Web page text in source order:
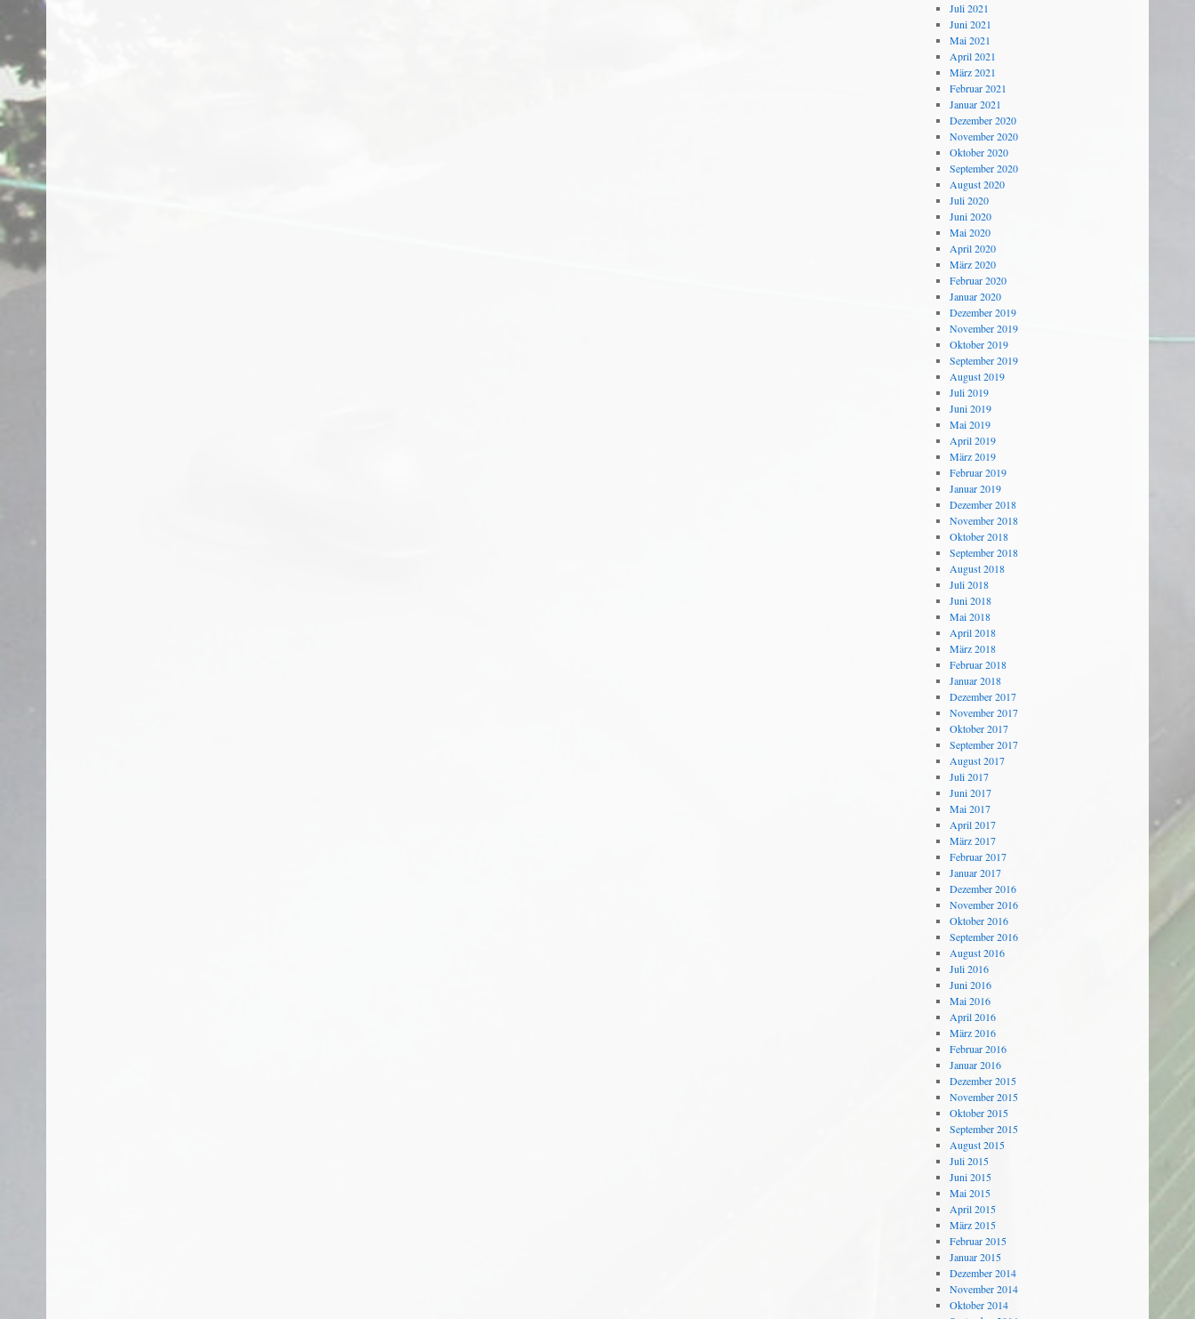
Juli 2021
Juni 2021
Mai 2021
April 2021
März 2021
Februar 2021
Januar 2021
Dezember 2020
November 2020
Oktober 2020
September 2020
August 2020
Juli 2020
Juni 2020
Mai 2020
April 2020
März 2020
Februar 2020
Januar 2020
Dezember 2019
November 2019
Oktober 2019
September 2019
August 2019
Juli 2019
Juni 2019
Mai 2019
April 2019
März 2019
Februar 2019
Januar 2019
Dezember 2018
November 2018
Oktober 2018
September 2018
August 2018
Juli 2018
Juni 2018
Mai 2018
April 2018
März 2018
Februar 2018
Januar 2018
Dezember 2017
November 2017
Oktober 2017
September 2017
August 2017
Juli 2017
Juni 2017
Mai 2017
April 2017
März 2017
Februar 2017
Januar 2017
Dezember 2016
November 2016
Oktober 2016
September 2016
August 2016
Juli 2016
Juni 2016
Mai 2016
April 2016
März 2016
Februar 2016
Januar 2016
Dezember 2015
November 2015
Oktober 2015
September 2015
August 2015
Juli 2015
Juni 2015
Mai 2015
April 2015
März 2015
Februar 2015
Januar 2015
Dezember 2014
November 2014
Oktober 2014